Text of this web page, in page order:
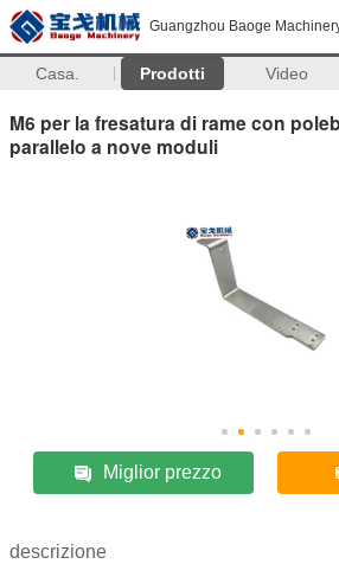
Guangzhou Baoge
Casa. Prodotti Video
M6 per la fresatura di rame con
parallelo a nove moduli
Miglior prezzo
descrizione